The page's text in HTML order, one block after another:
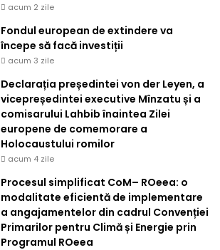
acum 2 zile
Fondul european de extindere va
începe să facă investiții
acum 3 zile
Declarația președintei von der Leyen, a
vicepreședintei executive Mînzatu și a
comisarului Lahbib înaintea Zilei
europene de comemorare a
Holocaustului romilor
acum 4 zile
Procesul simplificat CoM– ROeea: o
modalitate eficientă de implementare
a angajamentelor din cadrul Convenției
Primarilor pentru Climă și Energie prin
Programul ROeea